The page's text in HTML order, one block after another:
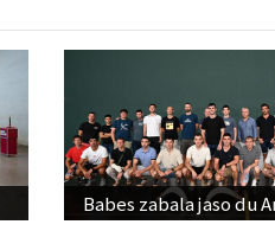
Babes zabala jaso du